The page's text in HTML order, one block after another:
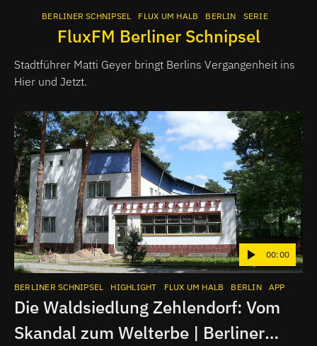
BERLINER SCHNIPSEL FLUX UM HALB BERLIN SERIE
FluxFM Berliner Schnipsel
Stadtführer Matti Geyer bringt Berlins Vergangenheit ins
Hier und Jetzt.
00:00
BERLINER SCHNIPSEL HIGHLIGHT FLUX UM HALB BERLIN APP
Die Waldsiedlung Zehlendorf: Vom
Skandal zum Welterbe | Berliner